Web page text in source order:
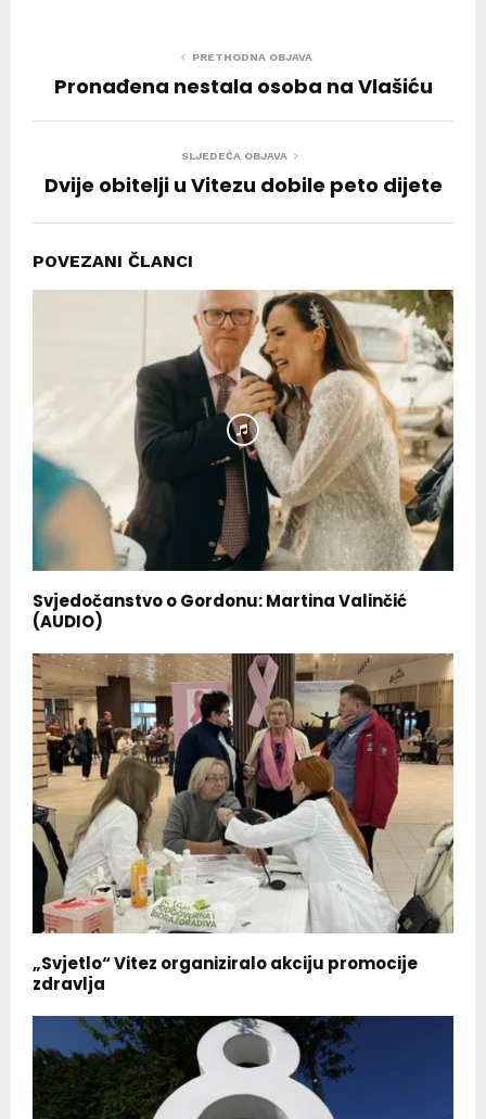
PRETHODNA OBJAVA
Pronađena nestala osoba na Vlašiću
SLJEDEĆA OBJAVA
Dvije obitelji u Vitezu dobile peto dijete
POVEZANI ČLANCI
Svjedočanstvo o Gordonu: Martina Valinčić
(AUDIO)
„Svjetlo“ Vitez organiziralo akciju promocije
zdravlja